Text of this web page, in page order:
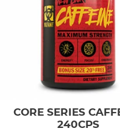
CORE SERIES
240CPS